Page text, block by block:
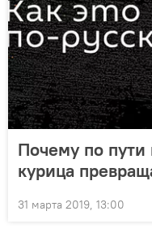
Почему по
курица
31 марта 2019, 13:00